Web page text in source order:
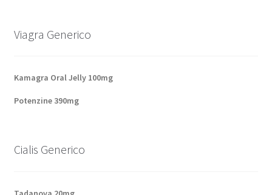
Viagra Generico
Kamagra Oral Jelly 100mg
Potenzine 390mg
Cialis Generico